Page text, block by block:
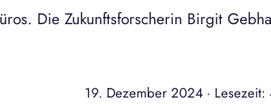
Die Zukunftsforscherin Birgit
19. Dezember 2024 ·